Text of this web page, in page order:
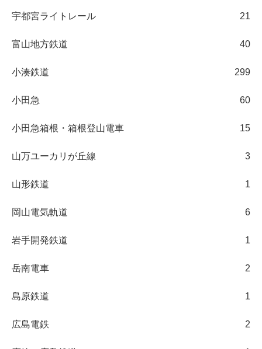
宇都宮ライトレール 21
富山地方鉄道 40
小湊鉄道 299
小田急 60
小田急箱根・箱根登山電車 15
山万ユーカリが丘線 3
山形鉄道 1
岡山電気軌道 6
岩手開発鉄道 1
岳南電車 2
島原鉄道 1
広島電鉄 2